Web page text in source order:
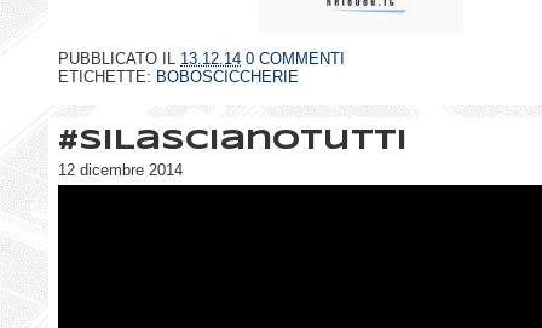
PUBBLICATO IL 13.12.14 0 COMMENTI
ETICHETTE: BOBOSCICCHERIE
#SiLascianoTutti
12 dicembre 2014